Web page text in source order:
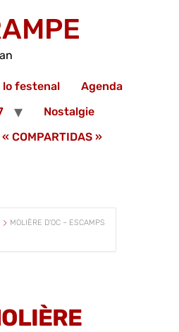
lo festenal
Agenda
Nostalgie
COMPARTIDAS »
MOLIÈRE D’OC – ESCAMPS